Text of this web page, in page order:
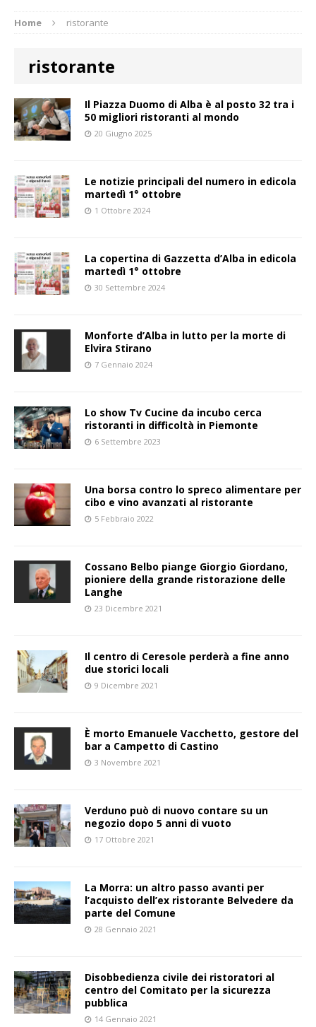
Home ristorante
ristorante
Il Piazza Duomo di Alba è al posto 32 tra i
50 migliori ristoranti al mondo
20 Giugno 2025
Le notizie principali del numero in edicola
martedì 1° ottobre
1 Ottobre 2024
La copertina di Gazzetta d’Alba in edicola
martedì 1° ottobre
30 Settembre 2024
Monforte d’Alba in lutto per la morte di
Elvira Stirano
7 Gennaio 2024
Lo show Tv Cucine da incubo cerca
ristoranti in difficoltà in Piemonte
6 Settembre 2023
Una borsa contro lo spreco alimentare per
cibo e vino avanzati al ristorante
5 Febbraio 2022
Cossano Belbo piange Giorgio Giordano,
pioniere della grande ristorazione delle
Langhe
23 Dicembre 2021
Il centro di Ceresole perderà a fine anno
due storici locali
9 Dicembre 2021
È morto Emanuele Vacchetto, gestore del
bar a Campetto di Castino
3 Novembre 2021
Verduno può di nuovo contare su un
negozio dopo 5 anni di vuoto
17 Ottobre 2021
La Morra: un altro passo avanti per
l’acquisto dell’ex ristorante Belvedere da
parte del Comune
28 Gennaio 2021
Disobbedienza civile dei ristoratori al
centro del Comitato per la sicurezza
pubblica
14 Gennaio 2021